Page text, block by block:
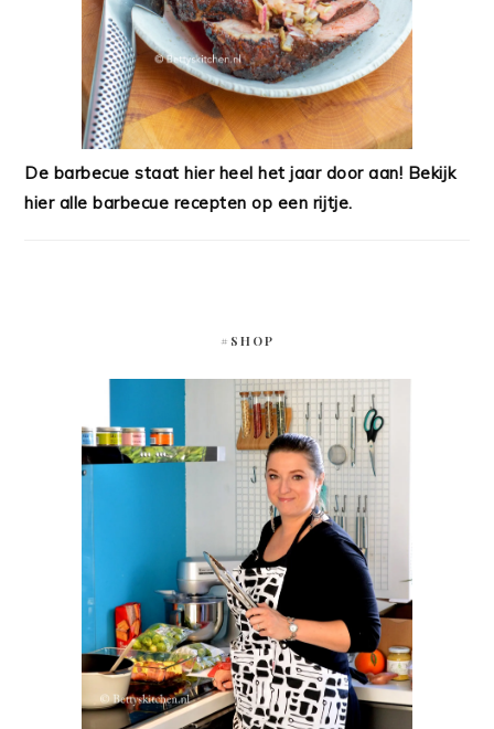
De barbecue staat hier heel het jaar door aan! Bekijk
hier alle barbecue recepten op een rijtje.
#SHOP